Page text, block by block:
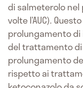
di salmeterolo nel
volte l’AUC).
prolungamento
del trattamento
prolungamento
rispetto ai